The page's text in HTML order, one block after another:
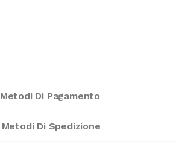
Metodi Di Pagamento
Metodi Di Spedizione